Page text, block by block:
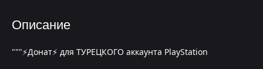
Описание
"""⚡Донат⚡ для ТУРЕЦКОГО аккаунта PlayStation